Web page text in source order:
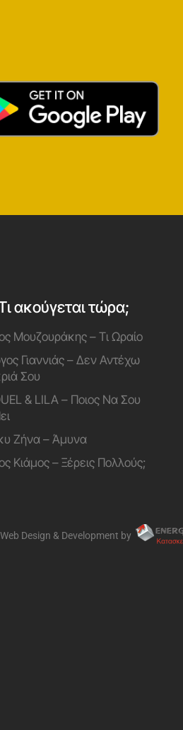
ακούγεται τώρα;
Μουζουράκης – Τι Ωραίο
Γιαννιάς – Δεν Αντέχω
Σου
& LILA – Ποιος Να Σου
Ζήνα – Άμυνα
Κιάμος – Ξέρεις Πολλούς;
Web Design & Development by